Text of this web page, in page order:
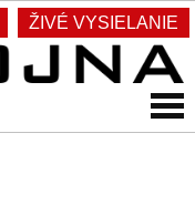
ŽIVÉ VYSIELANIE